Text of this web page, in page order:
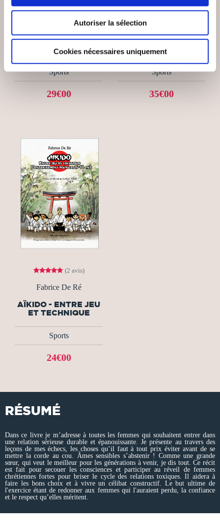
Autoriser la sélection
Cookies nécessaires uniquement
(9 avis)
CYNOTOPIA
OBJECTIF
CAVALETTI
Sports
29€00
(2 avis)
Laure Hanouna
MON CHIEN A DU
NEZ!
Sports
35€00
(2 avis)
Fabrice De Ré
AÏKIDO - ENTRE JEU
ET TECHNIQUE
Sports
24€00
RÉSUMÉ
Dans ce livre je m’adresse à toutes les femmes qui souhaitent entrer dans
une relation sérieuse durable et épanouissante. Je présente au travers des
leçons de mes échecs, les choses qu’il faut à tout prix éviter avant de se
mettre la corde au cou. Âmes sensibles s’abstenir ! Comme une grande
sœur, qui veut le meilleur pour les générations à venir, je dis tout. Ce récit
est fait pour secouer les consciences et participer au réveil de femmes
chrétiennes fortes pour briser le cycle des relations toxiques. Il aidera à
faire les bons choix et à vivre un célibat constructif. Le but ultime de
l'exercice étant de redonner aux femmes qui l'auraient perdu, la confiance
et le respect qu’elles méritent.